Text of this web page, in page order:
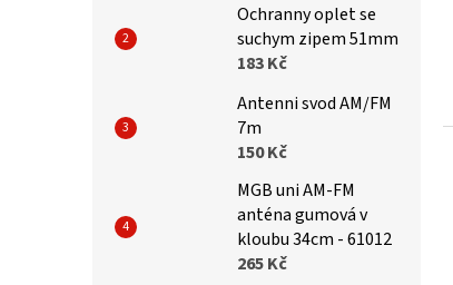
Ochranny oplet se
suchym zipem 51mm
183 Kč
Antenni svod AM/FM
7m
150 Kč
MGB uni AM-FM
anténa gumová v
kloubu 34cm - 61012
265 Kč